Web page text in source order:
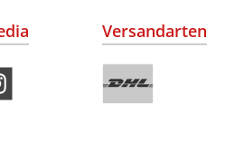
Versandarten